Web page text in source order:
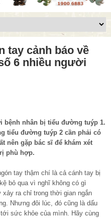
tay cảnh báo về
6 nhiều người
bệnh nhân bị tiểu đường tuýp 1.
tiểu đường tuýp 2 cần phải có
nên gặp bác sĩ để khám xét
phù hợp.
tay thậm chí là cả cánh tay bị
bỏ qua vì nghĩ không có gì
ra chỉ trong thời gian ngắn
Nhưng đôi lúc, đó cũng là dấu
sức khỏe của mình. Hãy cùng